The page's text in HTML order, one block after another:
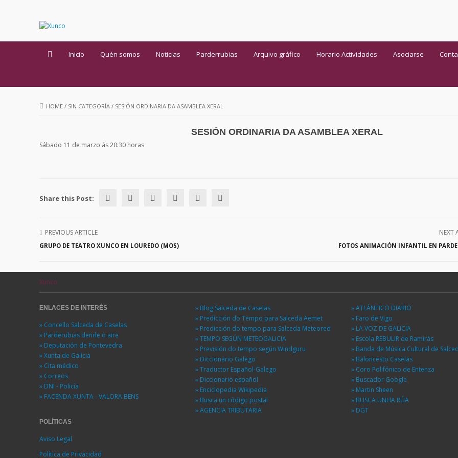
Inicio Quén somos Noticias Parderrubias Arquivo gráfico Horario Actividades Asociarse
HOME / SIN CATEGORÍA / SESIÓN ORDINARIA DA ASAMBLEA XERAL
SESIÓN ORDINARIA DA ASAMBLEA XERAL
Sábado 11 de marzo ás 20:30 horas
Share this Post:
PREVIOUS ARTICLE
GRUPO DE TEATRO XUNCO EN LOUREDO (MOS)
NEXT
FOTOS ANIMACIÓN INFANTIL EN
Xunco
ENLACES DE INTERÉS
» Concello Salceda de Caselas
» Parderubias dende o aire
» Deputación de Pontevedra
» Xunta de Galicia
» Cita médico
» Correos
» DNI - Policía
» FACENDA XUNTA - VALORA BENS
POLÍTICAS
Aviso Legal
Política de Privacidad
» Blog Salceda de Caselas
» Predicción do Tempo para Salceda Aemet
» Predicción do tempo para Salceda Meteored
» TEMPO SEGÚN METEOGALICIA
» Previsión do tempo según Windguru
» Diccionario Galego
» Traductor Español-Galego
» Diccionario español
» Enciclopedia Wikipedia
» Busca un código postal
» AGENCIA TRIBUTARIA
» ATLÁNTICO DIARIO
» Faro de Vigo
» LA VOZ DE GALICIA
» Escola REBULIR de Ramirás
» Banda de Música Cultural de
» Baloncesto Caselas
» Coro Polifónico de Entenza
» Buscador Google
» Martin Sheen
» BUSCA UNHA RÚA
» DGT